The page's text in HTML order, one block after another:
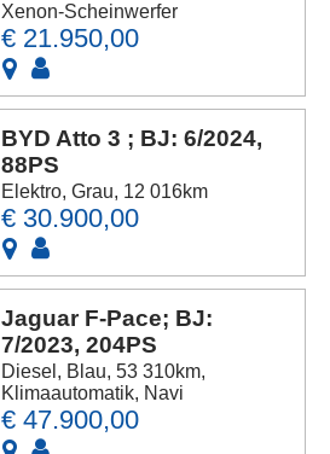
Xenon-Scheinwerfer
€ 21.950,00
BYD Atto 3 ; BJ: 6/2024,
88PS
Elektro, Grau, 12 016km
€ 30.900,00
Jaguar F-Pace; BJ:
7/2023, 204PS
Diesel, Blau, 53 310km,
Klimaautomatik, Navi
€ 47.900,00